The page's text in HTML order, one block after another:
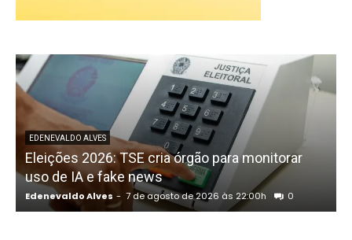
EDENEVALDO ALVES
Eleições 2026: TSE cria órgão para monitorar
uso de IA e fake news
Edenevaldo Alves - 7 de agosto de 2026 às 22:00h 0